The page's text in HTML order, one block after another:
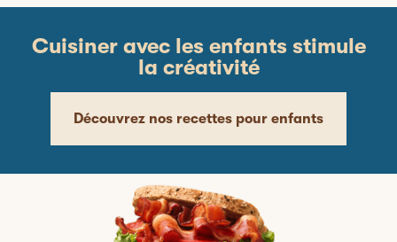
Cuisiner avec les enfants stimule
la créativité
Découvrez nos recettes pour enfants